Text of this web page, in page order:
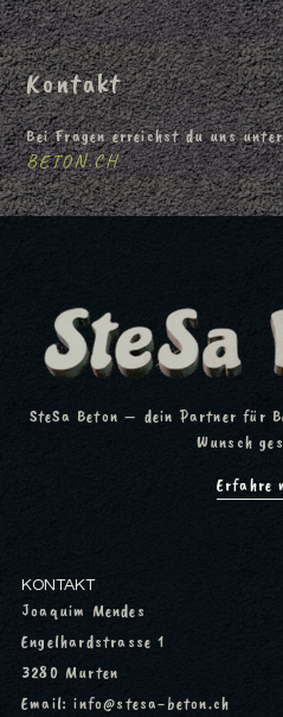
Kontakt
Bei Fragen erreichst du uns
BETON.CH
SteSa Beton – dein Partner für
Wunsch
Erfahre
KONTAKT
Joaquim Mendes
Engelhardstrasse 1
3280 Murten
Email: info@stesa-beton.ch